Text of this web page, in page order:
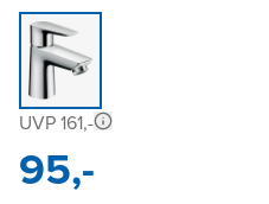
UVP 161,-
95,-